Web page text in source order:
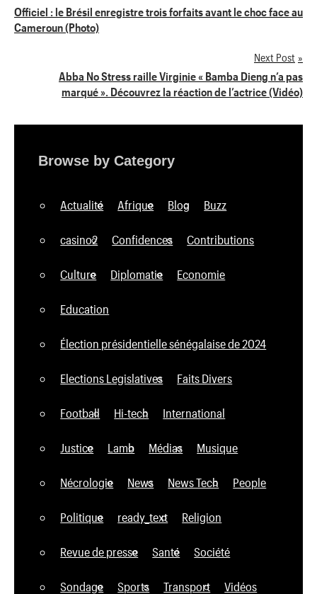
Navigation
de
Officiel : le Brésil enregistre trois forfaits avant le choc face au
Cameroun (Photo)
Next Post
Abba No Stress raille Virginie « Bamba Dieng n’a pas
marqué ». Découvrez la réaction de l’actrice (Vidéo)
Browse by Category
Actualité Afrique Blog Buzz
casino2 Confidences Contributions
Culture Diplomatie Economie
Education
Élection présidentielle sénégalaise de 2024
Elections Legislatives Faits Divers
Football Hi-tech International
Justice Lamb Médias Musique
Nécrologie News News Tech People
Politique ready_text Religion
Revue de presse Santé Société
Sondage Sports Transport Vidéos